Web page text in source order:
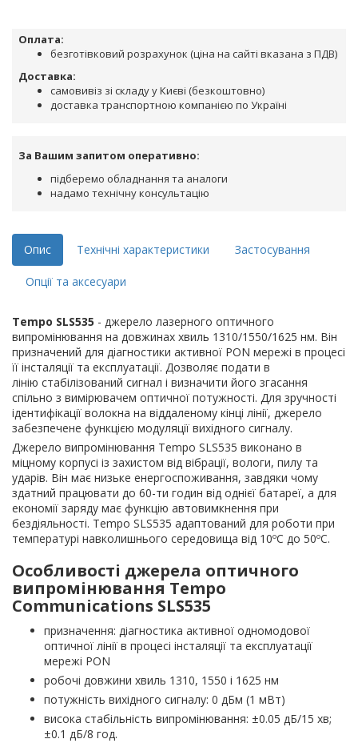
Оплата:
безготівковий розрахунок (ціна на сайті вказана з ПДВ)
Доставка:
самовивіз зі складу у Києві (безкоштовно)
доставка транспортною компанією по Україні
За Вашим запитом оперативно:
підберемо обладнання та аналоги
надамо технічну консультацію
Опис Технічні характеристики Застосування
Опції та аксесуари
Tempo SLS535 - джерело лазерного оптичного
випромінювання на довжинах хвиль 1310/1550/1625 нм. Він
призначений для діагностики активної PON мережі в процесі
її інсталяції та експлуатації. Дозволяє подати в
лінію стабілізований сигнал і визначити його згасання
спільно з вимірювачем оптичної потужності. Для зручності
ідентифікації волокна на віддаленому кінці лінії, джерело
забезпечене функцією модуляції вихідного сигналу.
Джерело випромінювання Tempo SLS535 виконано в
міцному корпусі із захистом від вібрації, вологи, пилу та
ударів. Він має низьке енергоспоживання, завдяки чому
здатний працювати до 60-ти годин від однієї батареї, а для
економії заряду має функцію автовимкнення при
бездіяльності. Tempo SLS535 адаптований для роботи при
температурі навколишнього середовища від 10ºC до 50ºC.
Особливості джерела оптичного
випромінювання Tempo
Communications SLS535
призначення: діагностика активної одномодової
оптичної лінії в процесі інсталяції та експлуатації
мережі PON
робочі довжини хвиль 1310, 1550 і 1625 нм
потужність вихідного сигналу: 0 дБм (1 мВт)
висока стабільність випромінювання: ±0.05 дБ/15 хв;
±0.1 дБ/8 год.